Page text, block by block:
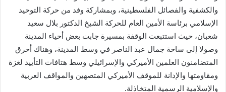
والكشفية والفصائل الفلسطينية، وبمشاركة وفد من حركة التوحيد
الإسلامي برئاسة الأمين العام للحركة الشيخ الدكتور بلال سعيد
شعبان، حيث استتبعت الوقفة بمسيرة جابت بعض أحياء المدينة
وصولا إلى ساحة جمال عبد الناصر في وسط المدينة، وهناك أحرق
المتضامنون العلمين الأميركي والإسرائيلي وسط هتافات التأييد لغزة
ومقاومتها والإدانة للموقف الأميركي المتصهين والمواقف العربية
والإسلامية الرسمية المتخاذلة.